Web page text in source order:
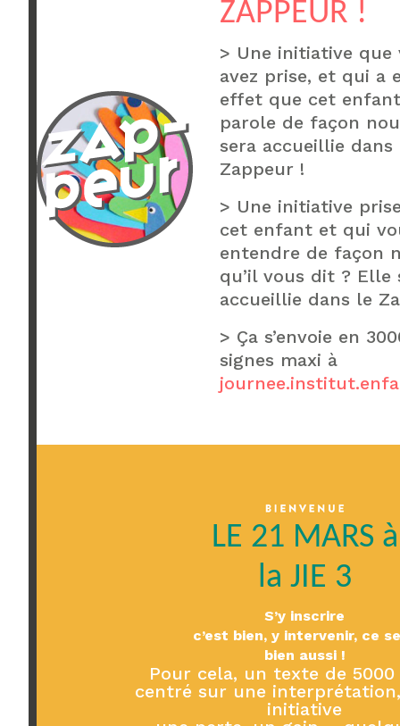
ZAPPEUR !
> Une initiative que
avez prise, et qui a
effet que cet
parole de façon
sera accueillie dans
Zappeur !
> Une initiative
cet enfant et qui
entendre de façon
qu’il vous dit ? Elle
accueillie dans le
> Ça s’envoie en
signes maxi à
LE 21 MARS à
la JIE 3
S’y inscrire
c’est bien, y intervenir, ce
bien aussi !
Pour cela, un texte de 5000
centré sur une
initiative